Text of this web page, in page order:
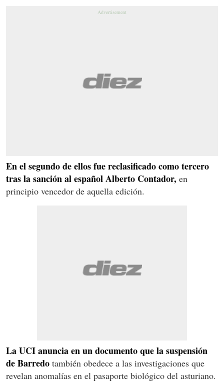
En el segundo de ellos fue reclasificado como tercero
tras la sanción al español Alberto Contador, en
principio vencedor de aquella edición.
La UCI anuncia en un documento que la suspensión
de Barredo también obedece a las investigaciones que
revelan anomalías en el pasaporte biológico del asturiano.